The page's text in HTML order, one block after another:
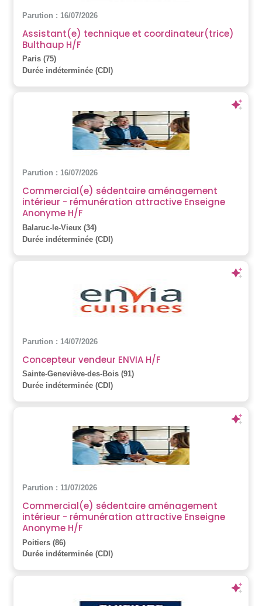
Parution : 16/07/2026
Assistant(e) technique et coordinateur(trice)
Bulthaup H/F
Paris (75)
Durée indéterminée (CDI)
Parution : 16/07/2026
Commercial(e) sédentaire aménagement
intérieur - rémunération attractive Enseigne
Anonyme H/F
Balaruc-le-Vieux (34)
Durée indéterminée (CDI)
Parution : 14/07/2026
Concepteur vendeur ENVIA H/F
Sainte-Geneviève-des-Bois (91)
Durée indéterminée (CDI)
Parution : 11/07/2026
Commercial(e) sédentaire aménagement
intérieur - rémunération attractive Enseigne
Anonyme H/F
Poitiers (86)
Durée indéterminée (CDI)